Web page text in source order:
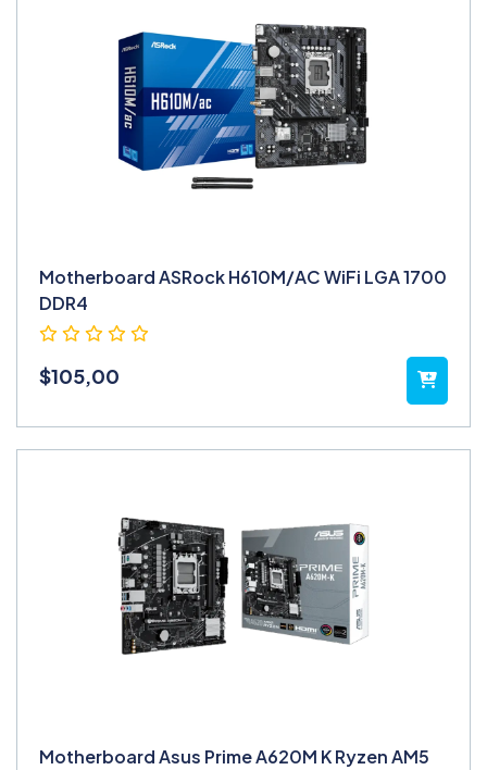
Motherboard ASRock H610M/AC WiFi LGA 1700
DDR4
$105,00
Motherboard Asus Prime A620M K Ryzen AM5